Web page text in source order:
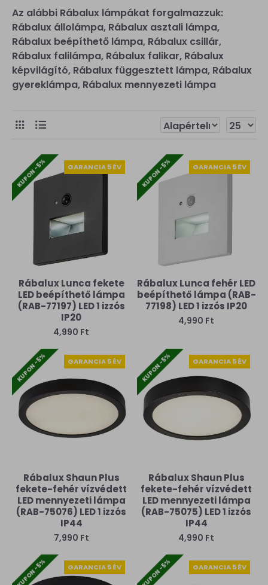
Az alábbi Rábalux lámpákat forgalmazzuk:
Rábalux állolámpa, Rábalux asztali lámpa,
Rábalux beépíthető lámpa, Rábalux csillár,
Rábalux falilámpa, Rábalux falikar, Rábalux
képvilágító, Rábalux függesztett lámpa, Rábalux
gyereklámpa, Rábalux mennyezeti lámpa
GARANCIA 5 ÉV
KUPON -5%
Rábalux Lunca fekete
LED beépíthető lámpa
(RAB-77197) LED 1 izzós
IP20
4,990 Ft
GARANCIA 5 ÉV
KUPON -5%
Rábalux Lunca fehér LED
beépíthető lámpa (RAB-
77198) LED 1 izzós IP20
4,990 Ft
GARANCIA 5 ÉV
KUPON -5%
Rábalux Shaun Plus
fekete-fehér vízvédett
LED mennyezeti lámpa
(RAB-75076) LED 1 izzós
IP44
7,990 Ft
GARANCIA 5 ÉV
KUPON -5%
Rábalux Shaun Plus
fekete-fehér vízvédett
LED mennyezeti lámpa
(RAB-75075) LED 1 izzós
IP44
4,990 Ft
GARANCIA 5 ÉV
KUPON -5% GARANCIA 5 ÉV
KUPON -5%